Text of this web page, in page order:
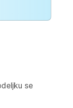
se